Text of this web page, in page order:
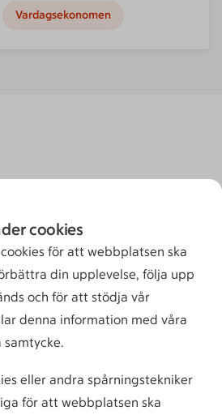
Vardagsekonomen
cookies
för att webbplatsen ska
din upplevelse, följa upp
och för att stödja vår
denna information med våra
eller andra spårningstekniker
för att webbplatsen ska